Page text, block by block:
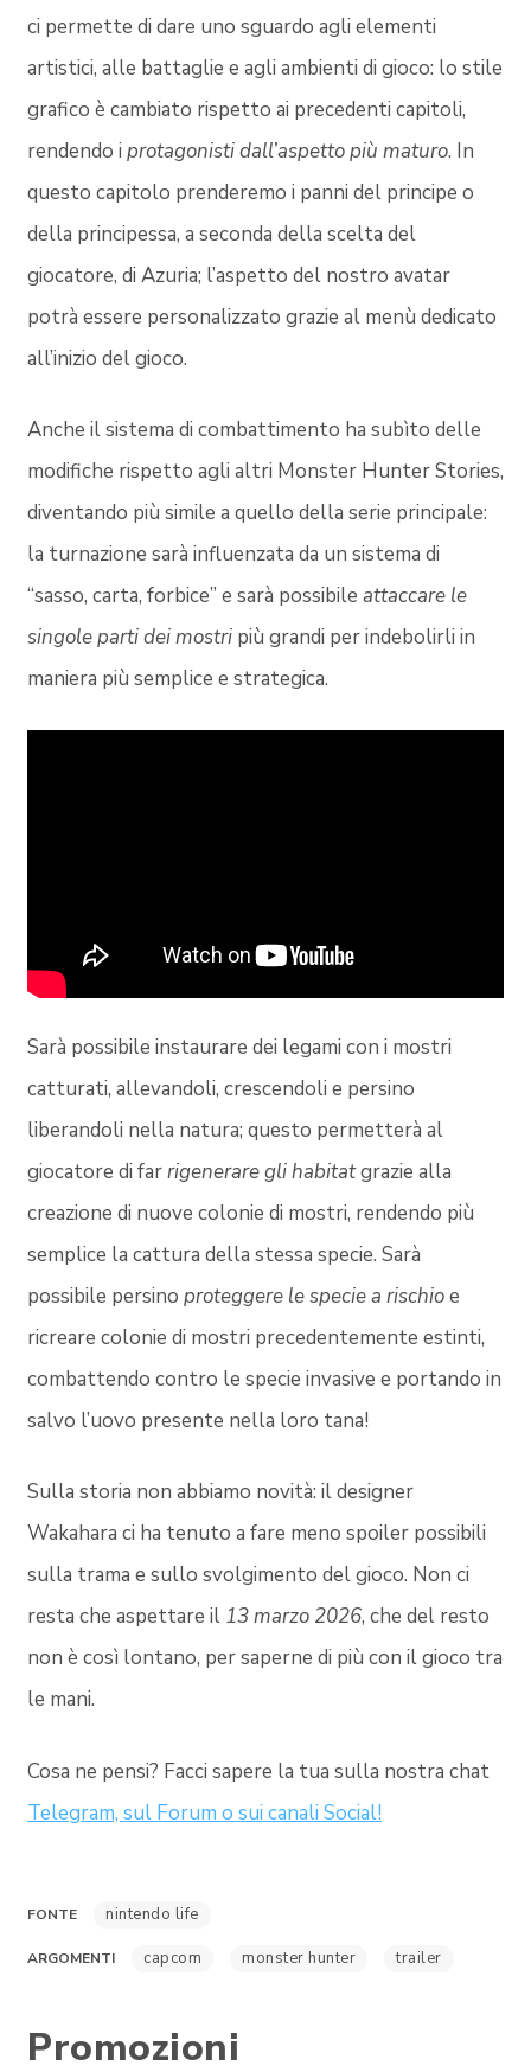
ci permette di dare uno sguardo agli elementi
artistici, alle battaglie e agli ambienti di gioco: lo stile
grafico è cambiato rispetto ai precedenti capitoli,
rendendo i protagonisti dall’aspetto più maturo. In
questo capitolo prenderemo i panni del principe o
della principessa, a seconda della scelta del
giocatore, di Azuria; l’aspetto del nostro avatar
potrà essere personalizzato grazie al menù dedicato
all’inizio del gioco.
Anche il sistema di combattimento ha subìto delle
modifiche rispetto agli altri Monster Hunter Stories,
diventando più simile a quello della serie principale:
la turnazione sarà influenzata da un sistema di
“sasso, carta, forbice” e sarà possibile attaccare le
singole parti dei mostri più grandi per indebolirli in
maniera più semplice e strategica.
Sarà possibile instaurare dei legami con i mostri
catturati, allevandoli, crescendoli e persino
liberandoli nella natura; questo permetterà al
giocatore di farrigenerare gli habitatgrazie alla
creazione di nuove colonie di mostri, rendendo più
semplice la cattura della stessa specie. Sarà
possibile persino proteggere le specie a rischioe
ricreare colonie di mostri precedentemente estinti,
combattendo contro le specie invasive e portando in
salvo l’uovo presente nella loro tana!
Sulla storia non abbiamo novità: il designer
Wakahara ci ha tenuto a fare meno spoiler possibili
sulla trama e sullo svolgimento del gioco. Non ci
resta che aspettare il 13 marzo 2026, che del resto
non è così lontano, per saperne di più con il gioco tra
le mani.
Cosa ne pensi? Facci sapere la tua sulla nostra chat
Telegram, sul Forum o sui canali Social!
FONTE nintendo life
ARGOMENTI capcom monster hunter trailer
Promozioni